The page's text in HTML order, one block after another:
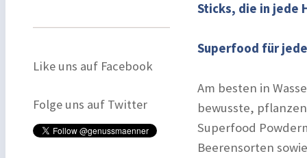
Like uns auf Facebook
Folge uns auf Twitter
Sticks, die in jede
Superfood für
Am besten in
bewusste,
Superfood
Beerensorten